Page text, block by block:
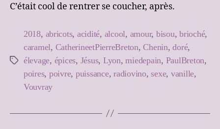
C’était cool de rentrer se coucher, après.
Étiquettes
2018, abricots, acidité, alcool, amour, bisou,brioché,
caramel, CatherineetPierreBreton,Chenin,doré,
élevage, épices, Jésus, Lyon,miedepain, PaulBreton,
poires, poivre, puissance,radiovino,sexe, vanille,
Vouvray